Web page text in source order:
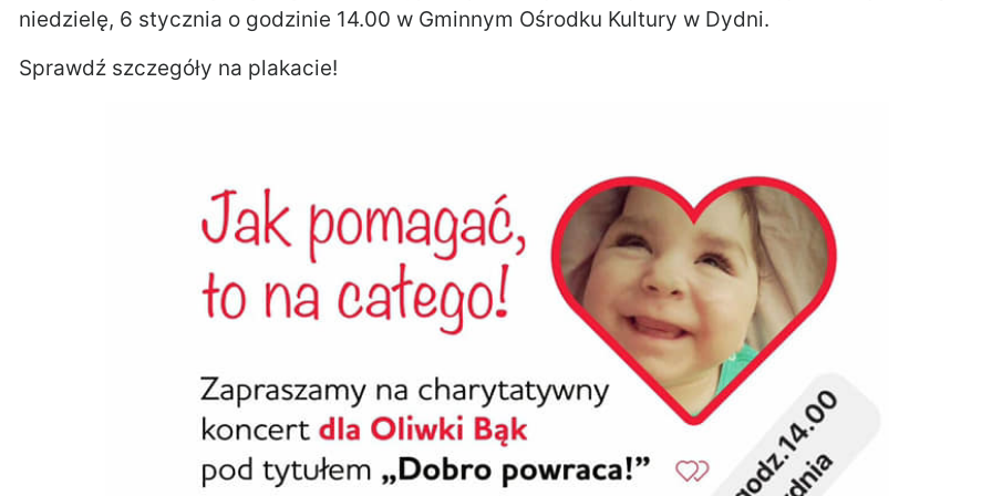
niedzielę, 6 stycznia o godzinie 14.00 w Gminnym Ośrodku Kultury w Dydni.
Sprawdź szczegóły na plakacie!